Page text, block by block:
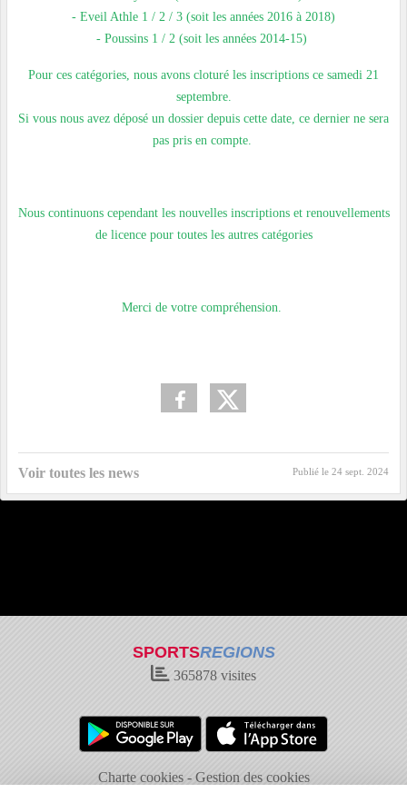
- Eveil Athle 1 / 2 / 3 (soit les années 2016 à 2018)
- Poussins 1 / 2 (soit les années 2014-15)
Pour ces catégories, nous avons cloturé les inscriptions ce samedi 21
septembre.
Si vous nous avez déposé un dossier depuis cette date, ce dernier ne sera
pas pris en compte.
Nous continuons cependant les nouvelles inscriptions et renouvellements
de licence pour toutes les autres catégories
Merci de votre compréhension.
Voir toutes les news Publié le 24 sept. 2024
SPORTSREGIONS
365878 visites
Charte cookies
Gestion des cookies